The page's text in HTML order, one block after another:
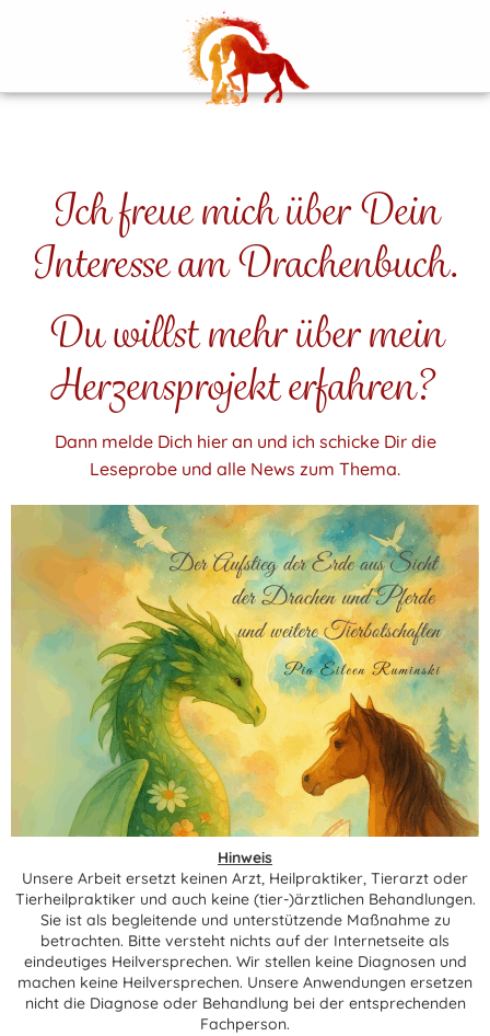
Ich freue mich über Dein
Interesse am Drachenbuch.
Du willst mehr über mein
Herzensprojekt erfahren?
Dann melde Dich hier an und ich schicke Dir die
Leseprobe und alle News zum Thema.
Hinweis
Unsere Arbeit ersetzt keinen Arzt, Heilpraktiker, Tierarzt oder
Tierheilpraktiker und auch keine (tier-)ärztlichen Behandlungen.
Sie ist als begleitende und unterstützende Maßnahme zu
betrachten. Bitte versteht nichts auf der Internetseite als
eindeutiges Heilversprechen. Wir stellen keine Diagnosen und
machen keine Heilversprechen. Unsere Anwendungen ersetzen
nicht die Diagnose oder Behandlung bei der entsprechenden
Fachperson.